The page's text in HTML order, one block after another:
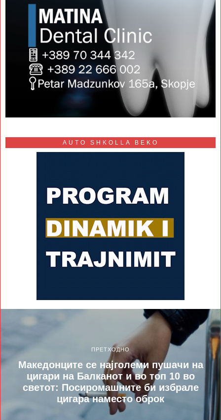
AUTO SHKOLLA BEKO
ПРЕТХОДНО
Македонците се најголеми пушачи на
цигари на Балканот и во топ 10 во
светот: Посиромашните би избрале
цигара наместо оброк